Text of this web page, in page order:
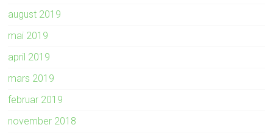
august 2019
mai 2019
april 2019
mars 2019
februar 2019
november 2018